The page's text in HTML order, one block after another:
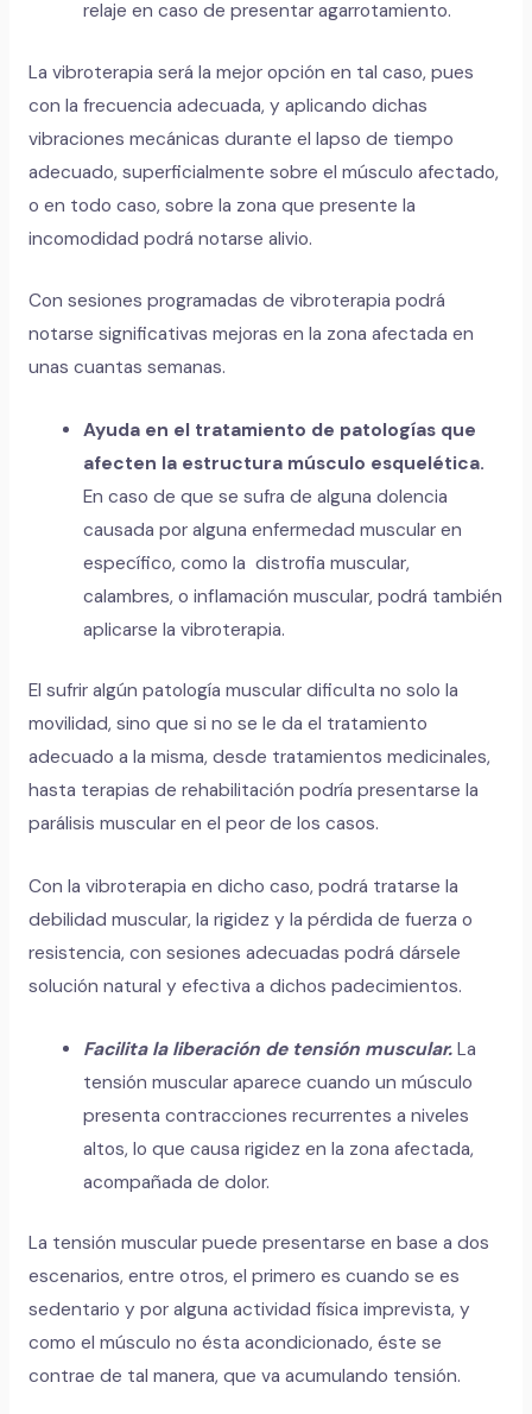
relaje en caso de presentar agarrotamiento.
La vibroterapia será la mejor opción en tal caso, pues
con la frecuencia adecuada, y aplicando dichas
vibraciones mecánicas durante el lapso de tiempo
adecuado, superficialmente sobre el músculo afectado,
o en todo caso, sobre la zona que presente la
incomodidad podrá notarse alivio.
Con sesiones programadas de vibroterapia podrá
notarse significativas mejoras en la zona afectada en
unas cuantas semanas.
Ayuda en el tratamiento de patologías que
afecten la estructura músculo esquelética.
En caso de que se sufra de alguna dolencia
causada por alguna enfermedad muscular en
específico, como la distrofia muscular,
calambres, o inflamación muscular, podrá también
aplicarse la vibroterapia.
El sufrir algún patología muscular dificulta no solo la
movilidad, sino que si no se le da el tratamiento
adecuado a la misma, desde tratamientos medicinales,
hasta terapias de rehabilitación podría presentarse la
parálisis muscular en el peor de los casos.
Con la vibroterapia en dicho caso, podrá tratarse la
debilidad muscular, la rigidez y la pérdida de fuerza o
resistencia, con sesiones adecuadas podrá dársele
solución natural y efectiva a dichos padecimientos.
Facilita la liberación de tensión muscular. La
tensión muscular aparece cuando un músculo
presenta contracciones recurrentes a niveles
altos, lo que causa rigidez en la zona afectada,
acompañada de dolor.
La tensión muscular puede presentarse en base a dos
escenarios, entre otros, el primero es cuando se es
sedentario y por alguna actividad física imprevista, y
como el músculo no ésta acondicionado, éste se
contrae de tal manera, que va acumulando tensión.